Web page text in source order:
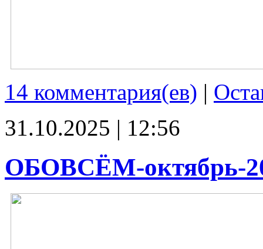
14 комментария(ев) |
31.10.2025 | 12:56
ОБОВСЁМ-октябрь-